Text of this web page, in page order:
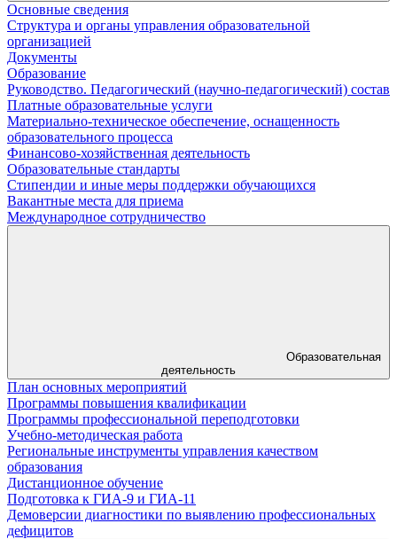
Основные сведения
Структура и органы управления образовательной
организацией
Документы
Образование
Руководство. Педагогический (научно-педагогический) состав
Платные образовательные услуги
Материально-техническое обеспечение, оснащенность
образовательного процесса
Финансово-хозяйственная деятельность
Образовательные стандарты
Стипендии и иные меры поддержки обучающихся
Вакантные места для приема
Международное сотрудничество
Образовательная
деятельность
План основных мероприятий
Программы повышения квалификации
Программы профессиональной переподготовки
Учебно-методическая работа
Региональные инструменты управления качеством
образования
Дистанционное обучение
Подготовка к ГИА-9 и ГИА-11
Демоверсии диагностики по выявлению профессиональных
дефицитов